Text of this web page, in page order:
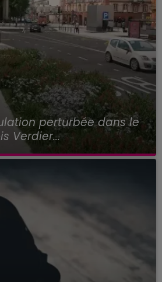
perturbée dans le
Verdier...